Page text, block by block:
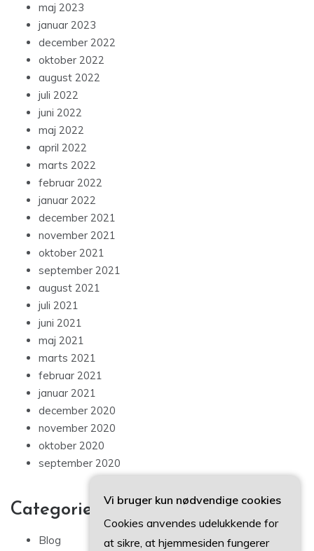
maj 2023
januar 2023
december 2022
oktober 2022
august 2022
juli 2022
juni 2022
maj 2022
april 2022
marts 2022
februar 2022
januar 2022
december 2021
november 2021
oktober 2021
september 2021
august 2021
juli 2021
juni 2021
maj 2021
marts 2021
februar 2021
januar 2021
december 2020
november 2020
oktober 2020
september 2020
Categories
Blog
Vi bruger kun nødvendige cookies
Cookies anvendes udelukkende for
at sikre, at hjemmesiden fungerer